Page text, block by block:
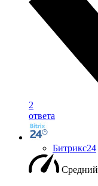
2
ответа
Битрикс24
Средний